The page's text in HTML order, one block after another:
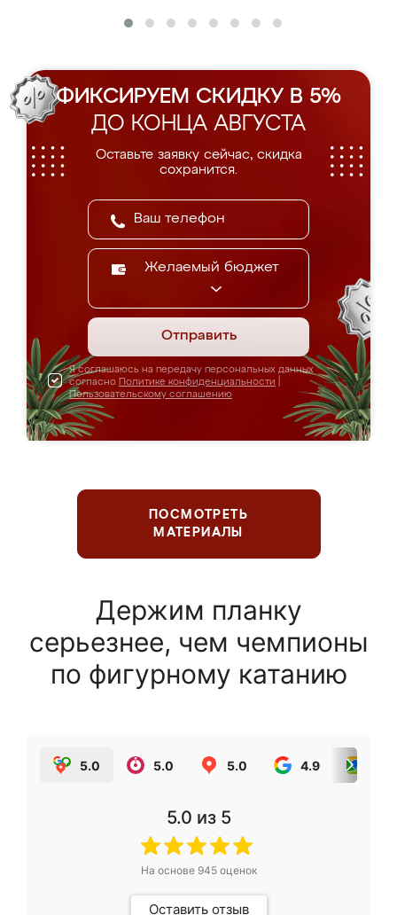
ФИКСИРУЕМ СКИДКУ В 5%
ДО КОНЦА АВГУСТА
Оставьте заявку сейчас, скидка
сохранится.
Желаемый бюджет
Отправить
Я соглашаюсь на передачу персональных данных
согласно Политике конфиденциальности
Пользовательскому соглашению
ПОСМОТРЕТЬ
МАТЕРИАЛЫ
Держим планку
серьезнее, чем чемпионы
по фигурному катанию
5.0 5.0 5.0 4.9
5.0 из 5
На основе 945оценок
Оставить отзыв